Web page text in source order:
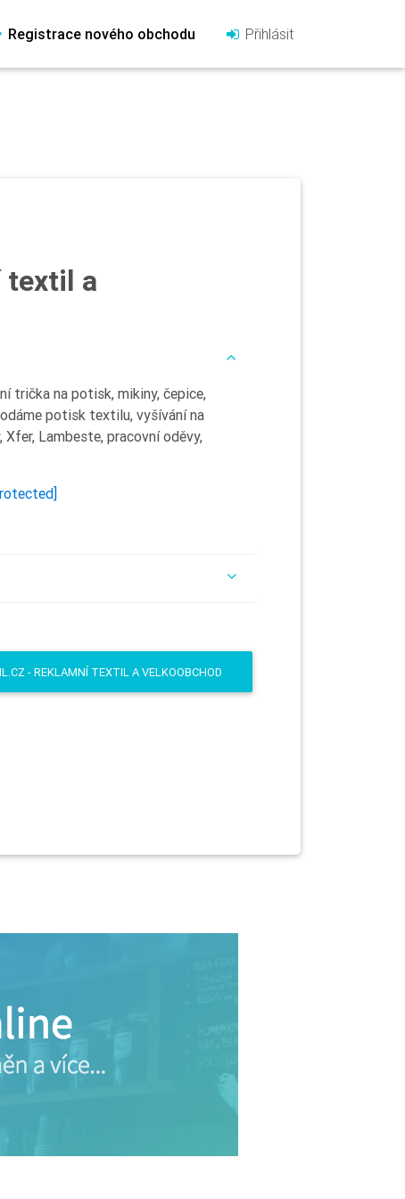
Registrace nového obchodu Přihlásit
textil a
trička na potisk, mikiny, čepice,
potisk textilu, vyšívání na
Lambeste, pracovní oděvy,
- REKLAMNÍ TEXTIL A VELKOOBCHOD